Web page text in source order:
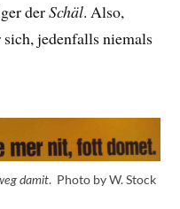
derSchäl. Also,
jedenfalls niemals
damit. Photo by W. Stock